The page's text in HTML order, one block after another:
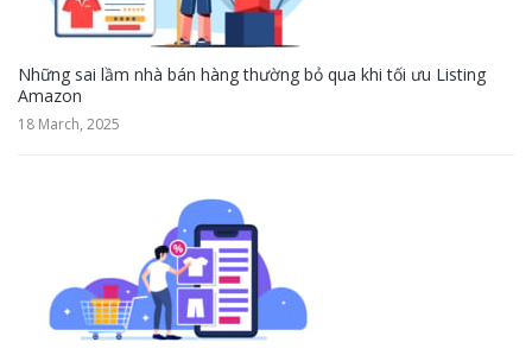
Những sai lầm nhà bán hàng thường bỏ qua khi tối ưu Listing
Amazon
18 March, 2025